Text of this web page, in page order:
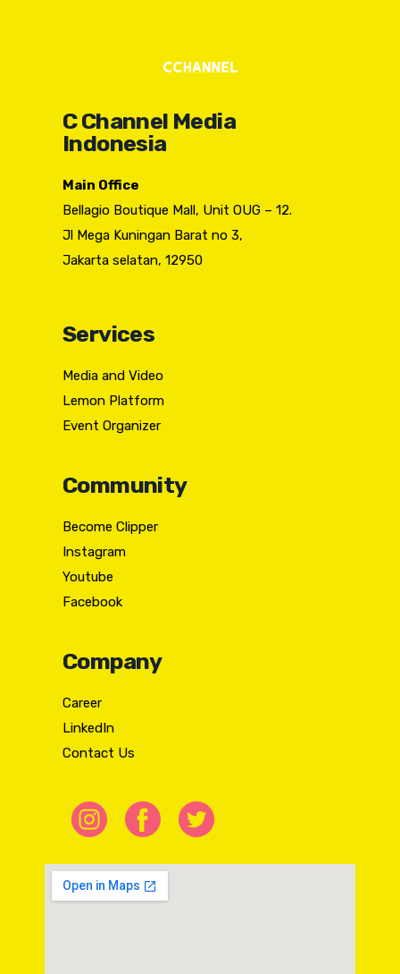
C Channel Media
Indonesia
Main Office
Bellagio Boutique Mall, Unit OUG – 12.
Jl Mega Kuningan Barat no 3,
Jakarta selatan, 12950
Services
Media and Video
Lemon Platform
Event Organizer
Community
Become Clipper
Instagram
Youtube
Facebook
Company
Career
LinkedIn
Contact Us